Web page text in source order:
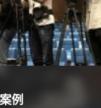
例